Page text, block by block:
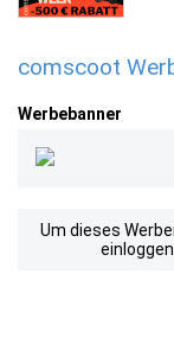
comscoot
Werbebanner
Um dieses